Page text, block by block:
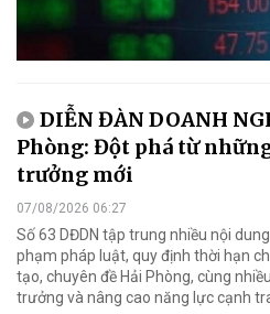
DIỄN ĐÀN DOANH
Phòng: Đột phá từ
trưởng mới
07/08/2026 06:27
Số 63 DĐDN tập trung nhiều nội
phạm pháp luật, quy định thời hạn
tạo, chuyên đề Hải Phòng, cùng
trưởng và nâng cao năng lực cạnh